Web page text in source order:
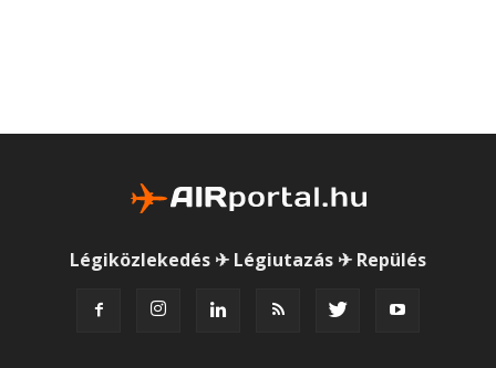
Légiközlekedés ✈ Légiutazás ✈ Repülés